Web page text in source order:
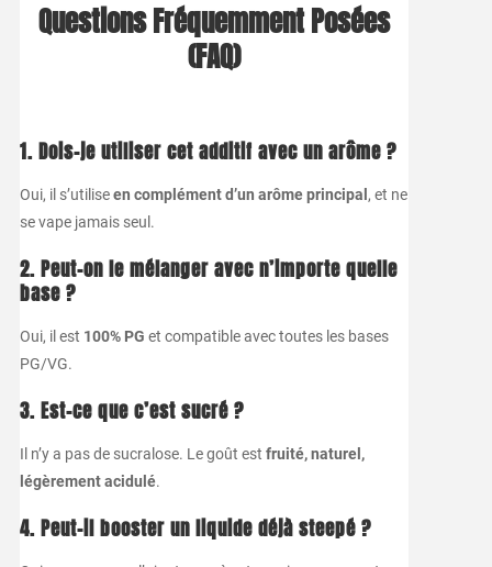
Questions Fréquemment Posées
(FAQ)
1. Dois-je utiliser cet additif avec un arôme ?
Oui, il s’utiliseen complément d’un arôme principal , et ne
se vape jamais seul.
2. Peut-on le mélanger avec n’importe quelle
base ?
Oui, il est 100% PG et compatible avec toutes les bases
PG/VG.
3. Est-ce que c’est sucré ?
Il n’y a pas de sucralose. Le goût est fruité, naturel,
légèrement acidulé.
4. Peut-il booster un liquide déjà steepé ?